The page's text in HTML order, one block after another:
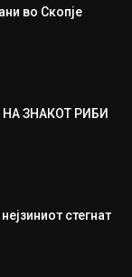
во Скопје
ЗНАКОТ РИБИ
стегнат